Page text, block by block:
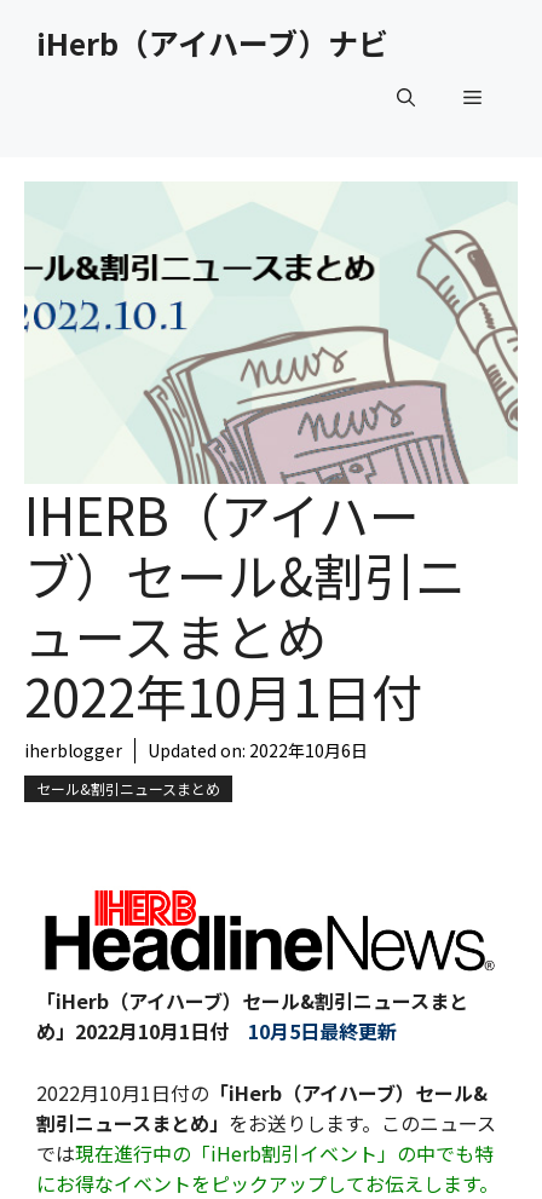
iHerb（アイハーブ）ナビ
メ
ー
IHERB（アイハー
ブ）セール&割引ニ
ュースまとめ
2022年10月1日付
iherblogger Updated on: 2022年10月6日
セール&割引ニュースまとめ
「iHerb（アイハーブ）セール&割引ニュースまと
め」 2022月10月1日付 10月5日最終更新
2022月10月1日付の 「iHerb（アイハーブ）セール&
割引ニュースまとめ」 をお送りします。このニュース
では現在進行中の「iHerb割引イベント」の中でも特
にお得なイベントをピックアップしてお伝えします。